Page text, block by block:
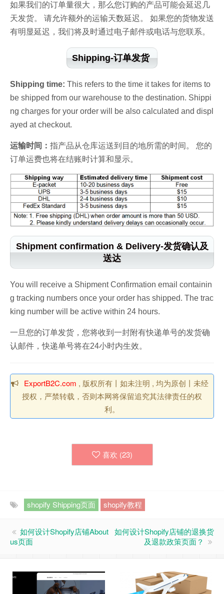
如果我们的订单量很大，那么您订购的产品可能会延迟几
天发货。
请允许额外的运输天数延迟。
如果您的货物发送
有明显延迟 ，我们将及时通过电子邮件或电话与您联系。
Shipping-订单发货
Shipping time: This refers to the time it takes for items to
be shipped from our warehouse to the destination. Shippi
ng charges for your order will be also calculated and displ
ayed at checkout.
运输时间： 指产品从仓库运送到目的地所需的时间。 您的
订单运费也将在结账时计算和显示。
Shipment confirmation & Delivery-发货确认及
送达
You will receive a Shipment Confirmation email containin
g tracking numbers once your order has shipped. The trac
king number will be active within 24 hours.
一旦您的订单发货，您将收到一封附有快递单号的发货确
认邮件，快递单号将在24小时内生效。
ExportB2C.com , 版权所有丨如未注明 , 均为原创丨未经
授权，严禁转载，否则本网将保留追究其法律责任的权
利。
喜欢 (23)
shopify Shipping页面 shopify教程
如何设计Shopify店铺About
us页面
如何设计Shopify店铺的退换货
及退款政策页面？